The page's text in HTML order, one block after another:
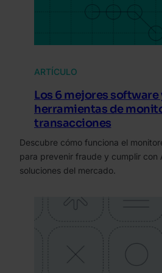
ARTÍCULO
Los 6 mejores software
herramientas de
transacciones
Descubre cómo funciona el
para prevenir fraude y cumplir con
soluciones del mercado.